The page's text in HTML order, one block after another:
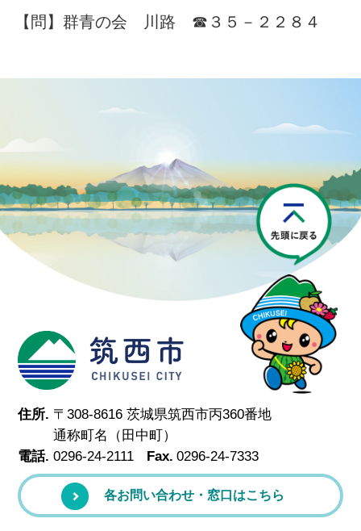
【問】群青の会 川路 ☎３５－２２８４
筑西市
住所. 〒308-8616 茨城県筑西市丙360番地
通称町名（田中町）
電話. 0296-24-2111 Fax. 0296-24-7333
各お問い合わせ・窓口はこちら